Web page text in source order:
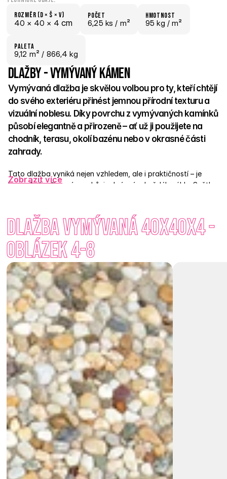
Rozměr (D × š × V)
40 × 40 × 4 cm
počet
6,25 ks / m²
hmotnost
95 kg / m²
paletA
9,12 m² / 866,4 kg
Dlažby - Vymývaný kámen
Vymývaná dlažba je skvělou volbou pro ty, kteří chtějí
do svého exteriéru přinést jemnou přírodní texturu a
vizuální noblesu. Díky povrchu z vymývaných kamínků
působí elegantně a přirozeně – ať už ji použijete na
chodník, terasu, okolí bazénu nebo v okrasné části
zahrady.
Tato dlažba vyniká nejen vzhledem, ale i praktičností – je
bezpečná, příjemná na chůzi a krásná z každého úhlu. Světlo,
prostoru.Na výběr je ze dvou variant: Oblázek 4–8 mm,
Oblázek 8–16 mm  –  inspirované přírodními tóny a materiály.
Zakomponujete i vy kamínek do své zahrady? Objevte kouzlo
vymývané dlažby.
Zobrazit více
Dlažba vymývaná 40x40x4 -
Oblázek 4-8